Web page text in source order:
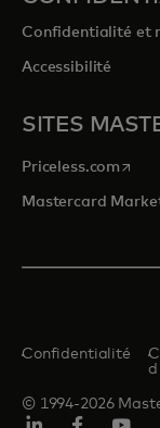
Confidentialité et
Accessibilité
SITES
Priceless.com
Mastercard
© 1994-2026
Confidentialité